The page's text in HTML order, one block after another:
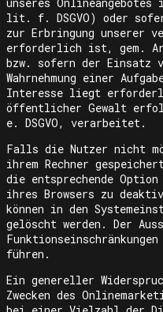
lit. f. DSGVO) oder
zur Erbringung unserer
erforderlich ist, gem.
bzw. sofern der Einsatz
Wahrnehmung einer
Interesse liegt
öffentlicher Gewalt
e. DSGVO, verarbeitet.
Falls die Nutzer nicht
ihrem Rechner
die entsprechende
ihres Browsers zu
können in den
gelöscht werden. Der
führen.
Ein genereller
Zwecken des